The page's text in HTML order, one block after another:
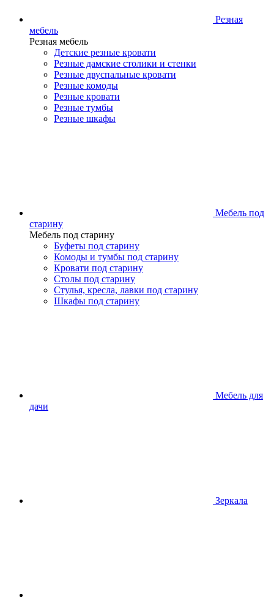
Резная
мебель
Резная мебель
Детские резные кровати
Резные дамские столики и стенки
Резные двуспальные кровати
Резные комоды
Резные кровати
Резные тумбы
Резные шкафы
Мебель под
старину
Мебель под старину
Буфеты под старину
Комоды и тумбы под старину
Кровати под старину
Столы под старину
Стулья, кресла, лавки под старину
Шкафы под старину
Мебель для
дачи
Зеркала